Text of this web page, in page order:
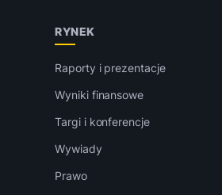
RYNEK
Raporty i prezentacje
Wyniki finansowe
Targi i konferencje
Wywiady
Prawo